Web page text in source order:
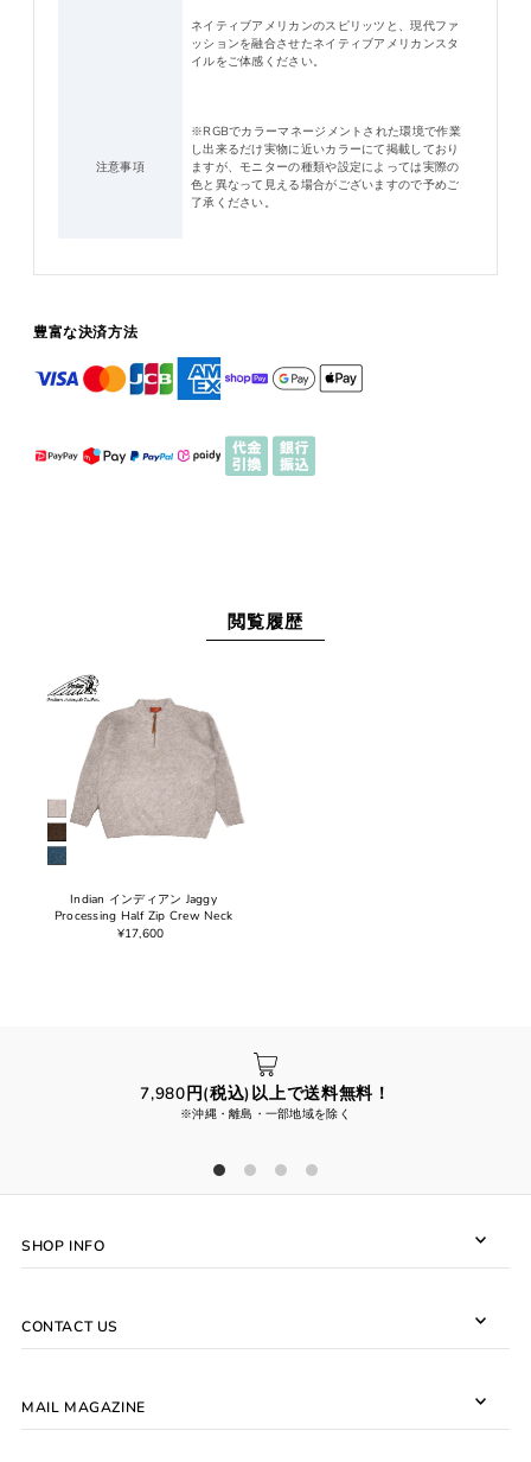
ネイティブアメリカンのスピリッツと、現代ファ
ッションを融合させたネイティブアメリカンスタ
イルをご体感ください。
注意事項
※RGBでカラーマネージメントされた環境で作業
し出来るだけ実物に近いカラーにて掲載しており
ますが、モニターの種類や設定によっては実際の
色と異なって見える場合がございますので予めご
了承ください。
豊富な決済方法
閲覧履歴
Indian インディアン Jaggy
Processing Half Zip Crew Neck
¥17,600
7,980円(税込)以上で送料無料！
※沖縄・離島・一部地域を除く
SHOP INFO
CONTACT US
MAIL MAGAZINE